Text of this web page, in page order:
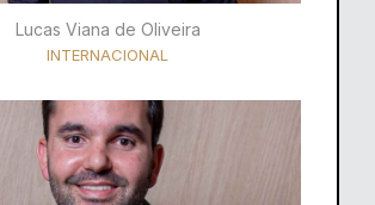
Lucas Viana de Oliveira
INTERNACIONAL